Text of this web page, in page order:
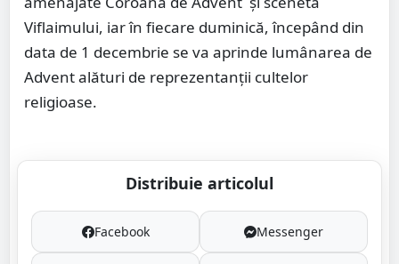
Viflaimului, iar în fiecare duminică, începând din
data de 1 decembrie se va aprinde lumânarea de
Advent alături de reprezentanții cultelor
religioase.
Distribuie articolul
Facebook Messenger